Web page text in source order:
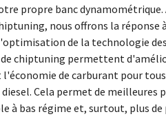
propre banc dynamométrique.
nous offrons la réponse
de la technologie
de chiptuning permettent
l'économie de carburant pour
diesel. Cela permet de meilleures
à bas régime et, surtout, plus de